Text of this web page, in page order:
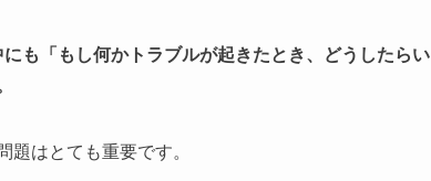
も「もし何かトラブルが起きたとき、どうしたらい
はとても重要です。